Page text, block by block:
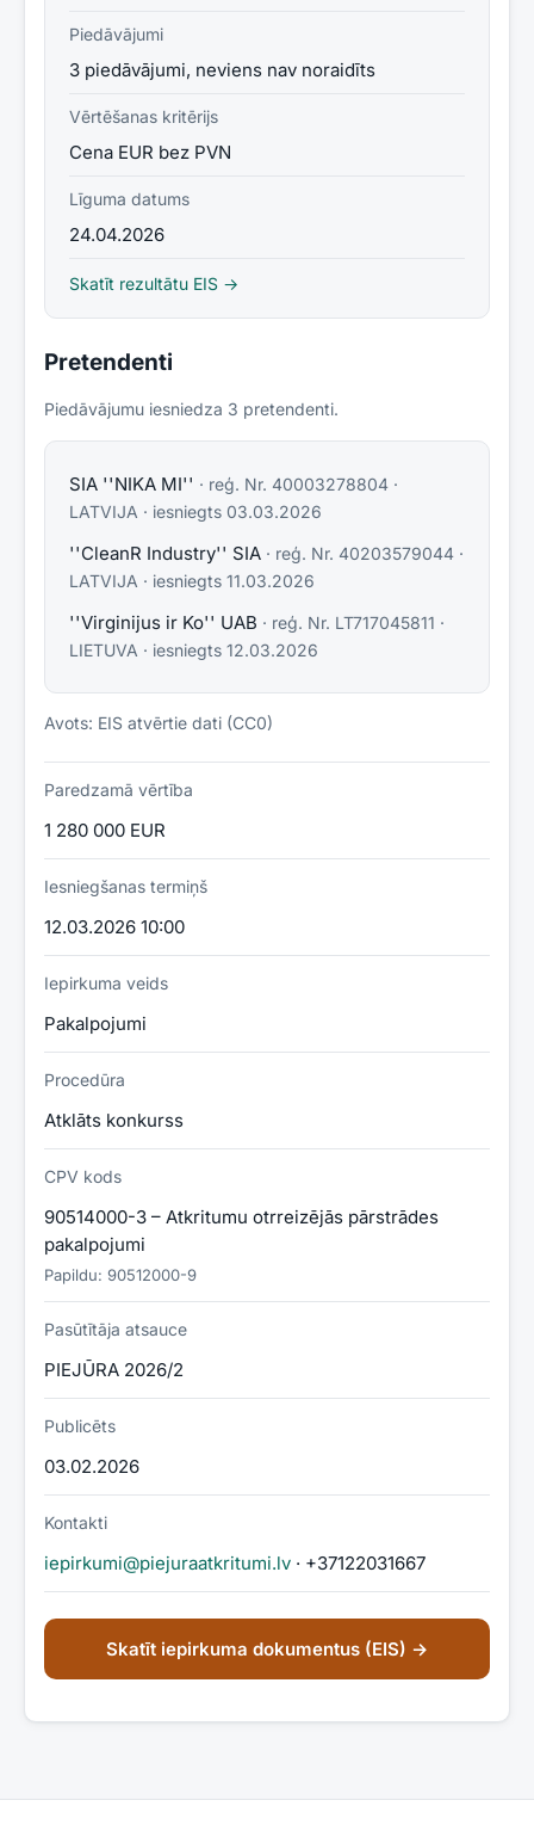
Piedāvājumi
3 piedāvājumi, neviens nav noraidīts
Vērtēšanas kritērijs
Cena EUR bez PVN
Līguma datums
24.04.2026
Skatīt rezultātu EIS →
Pretendenti
Piedāvājumu iesniedza 3 pretendenti.
SIA ''NIKA MI'' · reģ. Nr. 40003278804 ·
LATVIJA · iesniegts 03.03.2026
''CleanR Industry'' SIA · reģ. Nr. 40203579044 ·
LATVIJA · iesniegts 11.03.2026
''Virginijus ir Ko'' UAB · reģ. Nr. LT717045811 ·
LIETUVA · iesniegts 12.03.2026
Avots: EIS atvērtie dati (CC0)
Paredzamā vērtība
1 280 000 EUR
Iesniegšanas termiņš
12.03.2026 10:00
Iepirkuma veids
Pakalpojumi
Procedūra
Atklāts konkurss
CPV kods
90514000-3 – Atkritumu otrreizējās pārstrādes
pakalpojumi
Papildu: 90512000-9
Pasūtītāja atsauce
PIEJŪRA 2026/2
Publicēts
03.02.2026
Kontakti
iepirkumi@piejuraatkritumi.lv · +37122031667
Skatīt iepirkuma dokumentus (EIS) →